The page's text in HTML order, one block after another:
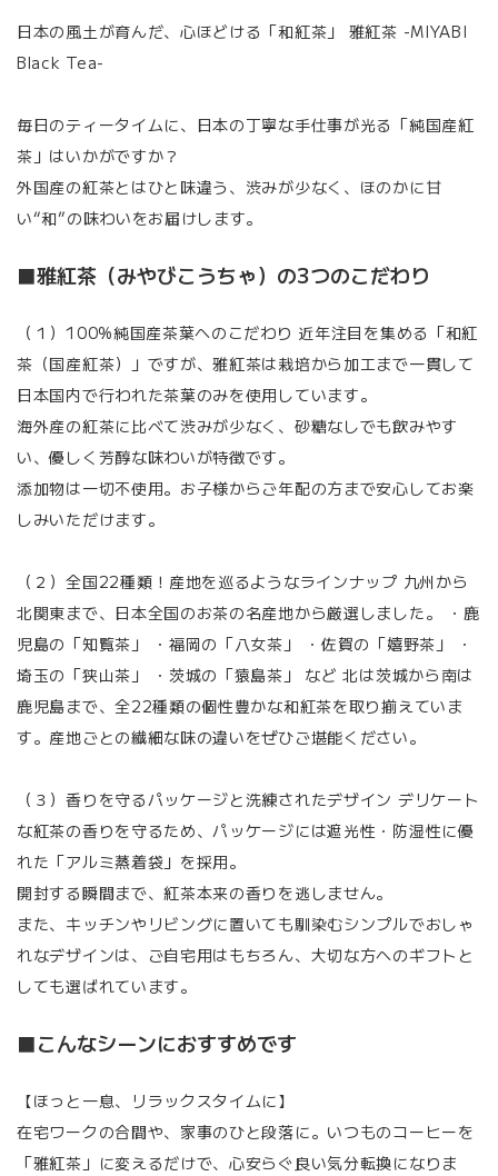
日本の風土が育んだ、心ほどける「和紅茶」 雅紅茶 -MIYABI
Black Tea-
毎日のティータイムに、日本の丁寧な手仕事が光る「純国産紅
茶」はいかがですか？
外国産の紅茶とはひと味違う、渋みが少なく、ほのかに甘
い“和”の味わいをお届けします。
■雅紅茶（みやびこうちゃ）の3つのこだわり
（１）100%純国産茶葉へのこだわり 近年注目を集める「和紅
茶（国産紅茶）」ですが、雅紅茶は栽培から加工まで一貫して
日本国内で行われた茶葉のみを使用しています。
海外産の紅茶に比べて渋みが少なく、砂糖なしでも飲みやす
い、優しく芳醇な味わいが特徴です。
添加物は一切不使用。お子様からご年配の方まで安心してお楽
しみいただけます。
（２）全国22種類！産地を巡るようなラインナップ 九州から
北関東まで、日本全国のお茶の名産地から厳選しました。 ・鹿
児島の「知覧茶」 ・福岡の「八女茶」 ・佐賀の「嬉野茶」 ・
埼玉の「狭山茶」 ・茨城の「猿島茶」 など 北は茨城から南は
鹿児島まで、全22種類の個性豊かな和紅茶を取り揃えていま
す。産地ごとの繊細な味の違いをぜひご堪能ください。
（３）香りを守るパッケージと洗練されたデザイン デリケート
な紅茶の香りを守るため、パッケージには遮光性・防湿性に優
れた「アルミ蒸着袋」を採用。
開封する瞬間まで、紅茶本来の香りを逃しません。
また、キッチンやリビングに置いても馴染むシンプルでおしゃ
れなデザインは、ご自宅用はもちろん、大切な方へのギフトと
しても選ばれています。
■こんなシーンにおすすめです
【ほっと一息、リラックスタイムに】
在宅ワークの合間や、家事のひと段落に。いつものコーヒーを
「雅紅茶」に変えるだけで、心安らぐ良い気分転換になりま